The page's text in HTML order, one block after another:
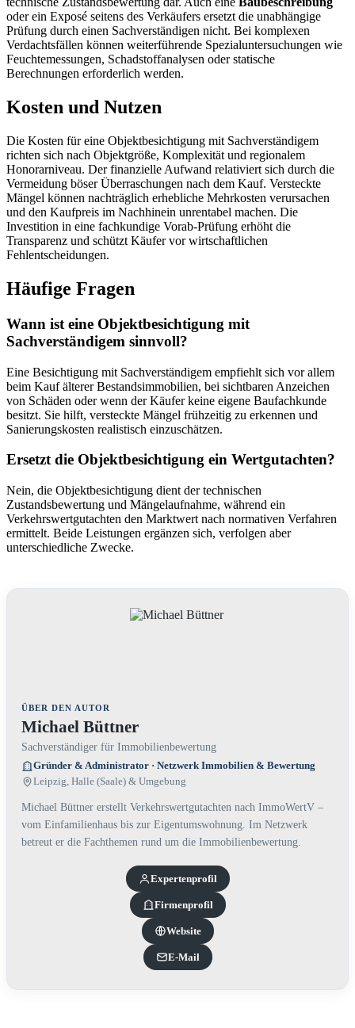
oder ein Exposé seitens des Verkäufers ersetzt die unabhängige
Prüfung durch einen Sachverständigen nicht. Bei komplexen
Verdachtsfällen können weiterführende Spezialuntersuchungen wie
Feuchtemessungen, Schadstoffanalysen oder statische
Berechnungen erforderlich werden.
Kosten und Nutzen
Die Kosten für eine Objektbesichtigung mit Sachverständigem
richten sich nach Objektgröße, Komplexität und regionalem
Honorarniveau. Der finanzielle Aufwand relativiert sich durch die
Vermeidung böser Überraschungen nach dem Kauf. Versteckte
Mängel können nachträglich erhebliche Mehrkosten verursachen
und den Kaufpreis im Nachhinein unrentabel machen. Die
Investition in eine fachkundige Vorab-Prüfung erhöht die
Transparenz und schützt Käufer vor wirtschaftlichen
Fehlentscheidungen.
Häufige Fragen
Wann ist eine Objektbesichtigung mit
Sachverständigem sinnvoll?
Eine Besichtigung mit Sachverständigem empfiehlt sich vor allem
beim Kauf älterer Bestandsimmobilien, bei sichtbaren Anzeichen
von Schäden oder wenn der Käufer keine eigene Baufachkunde
besitzt. Sie hilft, versteckte Mängel frühzeitig zu erkennen und
Sanierungskosten realistisch einzuschätzen.
Ersetzt die Objektbesichtigung ein Wertgutachten?
Nein, die Objektbesichtigung dient der technischen
Zustandsbewertung und Mängelaufnahme, während ein
Verkehrswertgutachten den Marktwert nach normativen Verfahren
ermittelt. Beide Leistungen ergänzen sich, verfolgen aber
unterschiedliche Zwecke.
ÜBER DEN AUTOR
Michael Büttner
Sachverständiger für Immobilienbewertung
Gründer & Administrator · Netzwerk Immobilien & Bewertung
Leipzig, Halle (Saale) & Umgebung
Michael Büttner erstellt Verkehrswertgutachten nach ImmoWertV –
vom Einfamilienhaus bis zur Eigentumswohnung. Im Netzwerk
betreut er die Fachthemen rund um die Immobilienbewertung.
Experten­profil
Firmenprofil
Website
E-Mail